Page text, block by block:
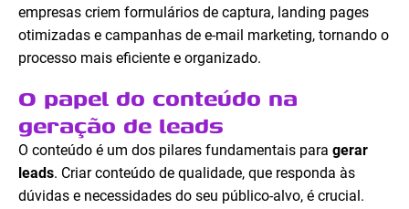
empresas criem formulários de captura, landing pages
otimizadas e campanhas de e-mail marketing, tornando o
processo mais eficiente e organizado.
O papel do conteúdo na
geração de leads
O conteúdo é um dos pilares fundamentais para gerar
leads. Criar conteúdo de qualidade, que responda às
dúvidas e necessidades do seu público-alvo, é crucial.